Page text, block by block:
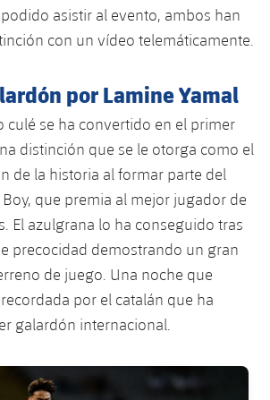
asistir al evento, ambos han
con un vídeo telemáticamente.
por Lamine Yamal
culé se ha convertido en el primer
distinción que se le otorga como el
de la historia al formar parte del
que premia al mejor jugador de
El azulgrana lo ha conseguido tras
precocidad demostrando un gran
de juego. Una noche que
por el catalán que ha
galardón internacional.